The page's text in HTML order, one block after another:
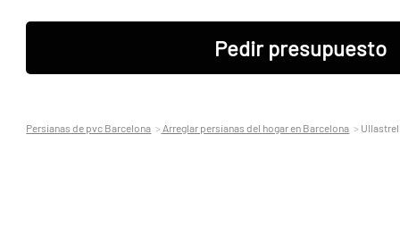
Pedir presupuesto
Persianas de pvc Barcelona Arreglar persianas del hogar en Barcelona